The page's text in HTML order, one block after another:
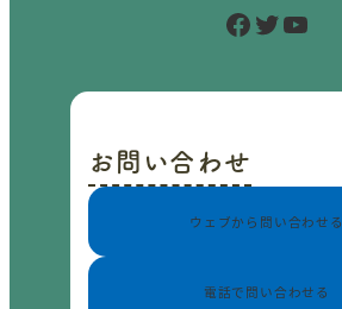
Facebook Twitter YouTube
お問い合わせ
ウェブから問い合わせる
電話で問い合わせる